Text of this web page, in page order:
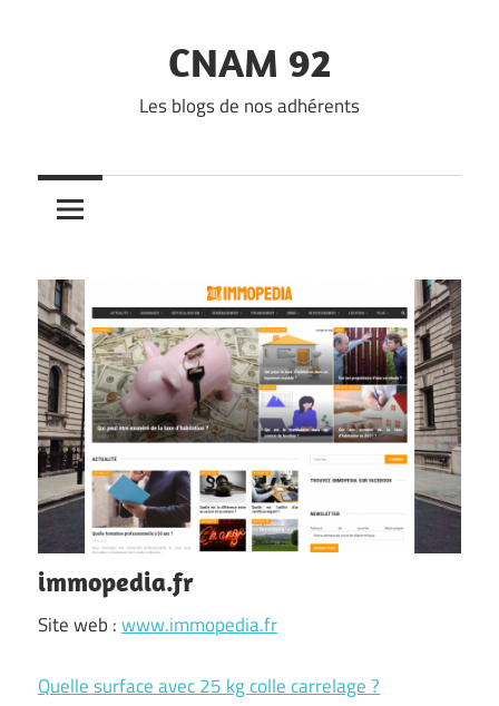
CNAM 92
Les blogs de nos adhérents
immopedia.fr
Site web :www.immopedia.fr
Quelle surface avec 25 kg colle carrelage ?